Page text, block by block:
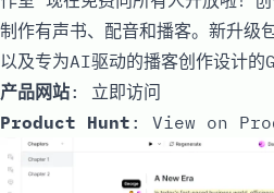
制作有声书、配音和播客。新升级
以及专为AI驱动的播客创作设计的
产品网站: 立即访问
Product Hunt : View on